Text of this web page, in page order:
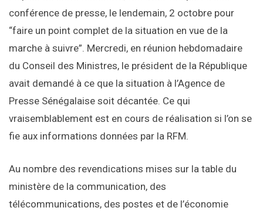
conférence de presse, le lendemain, 2 octobre pour
“faire un point complet de la situation en vue de la
marche à suivre”. Mercredi, en réunion hebdomadaire
du Conseil des Ministres, le président de la République
avait demandé à ce que la situation à l’Agence de
Presse Sénégalaise soit décantée. Ce qui
vraisemblablement est en cours de réalisation si l’on se
fie aux informations données par la RFM.
Au nombre des revendications mises sur la table du
ministère de la communication, des
télécommunications, des postes et de l’économie